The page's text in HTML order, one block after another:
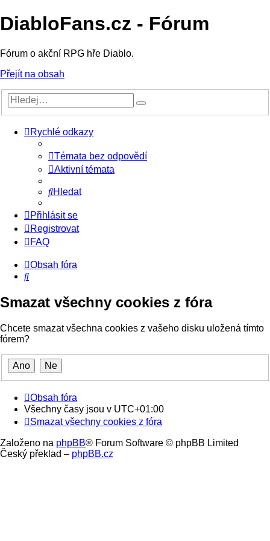
DiabloFans.cz - Fórum
Fórum o akční RPG hře Diablo.
Přejít na obsah
Rychlé odkazy
Témata bez odpovědí
Aktivní témata
Hledat
Přihlásit se
Registrovat
FAQ
Obsah fóra
Hledat
Smazat všechny cookies z fóra
Chcete smazat všechna cookies z vašeho disku uložená tímto
fórem?
Obsah fóra
Všechny časy jsou v UTC+01:00
Smazat všechny cookies z fóra
Založeno na phpBB® Forum Software © phpBB Limited
Český překlad – phpBB.cz